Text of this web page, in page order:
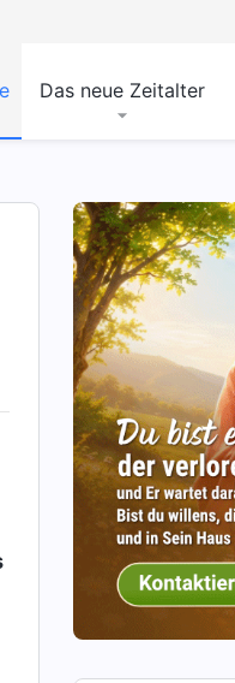
Das neue Zeitalter